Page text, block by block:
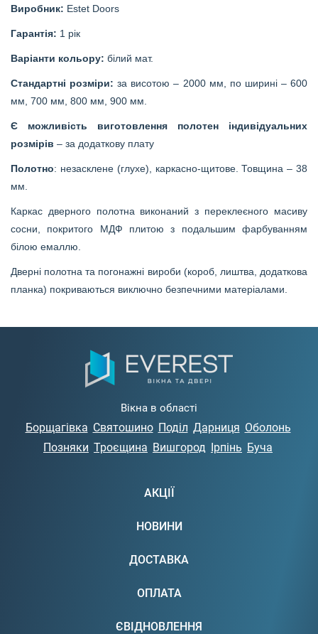
Виробник: Estet Doors
Гарантія: 1 рік
Варіанти кольору: білий мат.
Стандартні розміри: за висотою – 2000 мм, по ширині – 600
мм, 700 мм, 800 мм, 900 мм.
Є можливість виготовлення полотен індивідуальних
розмірів – за додаткову плату
Полотно: незасклене (глухе), каркасно-щитове. Товщина – 38
мм.
Каркас дверного полотна виконаний з переклеєного масиву
сосни, покритого МДФ плитою з подальшим фарбуванням
білою емаллю.
Дверні полотна та погонажні вироби (короб, лиштва, додаткова
планка) покриваються виключно безпечними матеріалами.
Вікна в області
Борщагівка Святошино Поділ Дарниця Оболонь
Позняки Троєщина Вишгород Ірпінь Буча
АКЦІЇ
НОВИНИ
ДОСТАВКА
ОПЛАТА
ЄВІДНОВЛЕННЯ